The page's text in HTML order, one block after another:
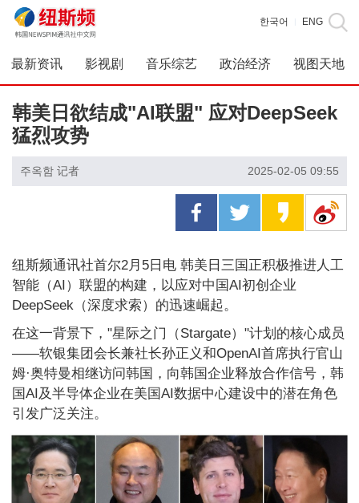
한국어 ENG
最新资讯 影视剧 音乐综艺 政治经济 视图天地
韩美日欲结成"AI联盟" 应对DeepSeek
猛烈攻势
주옥함 记者 2025-02-05 09:55
纽斯频通讯社首尔2月5日电 韩美日三国正积极推进人工
智能（AI）联盟的构建，以应对中国AI初创企业
DeepSeek（深度求索）的迅速崛起。
在这一背景下，"星际之门（Stargate）"计划的核心成员
——软银集团会长兼社长孙正义和OpenAI首席执行官山
姆·奥特曼相继访问韩国，向韩国企业释放合作信号，韩
国AI及半导体企业在美国AI数据中心建设中的潜在角色
引发广泛关注。